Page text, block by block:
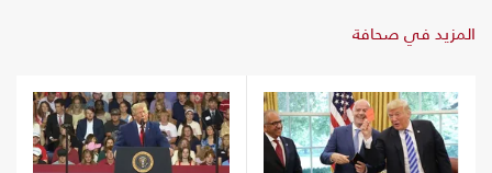
المزيد في صحافة